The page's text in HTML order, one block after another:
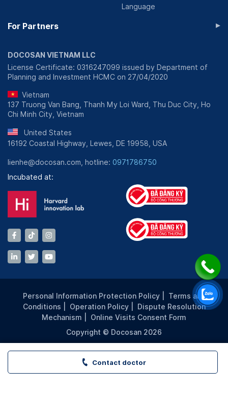
Contact doctor
Language
For Partners ▸
DOCOSAN VIETNAM LLC
License Certificate: 0316247099 issued by Department of
Planning and Investment HCMC on 27/04/2020
Vietnam
137 Truong Van Bang, Thanh My Loi Ward, Thu Duc City, Ho
Chi Minh City, Vietnam
United States
16192 Coastal Highway, Lewes, DE 19958, USA
lienhe@docosan.com, hotline: 0971786750
Incubated at:
Personal Information Protection Policy
Terms and
Conditions
Operation Policy
Dispute Resolution
Mechanism
Online Visits Consent Form
Copyright © Docosan 2026